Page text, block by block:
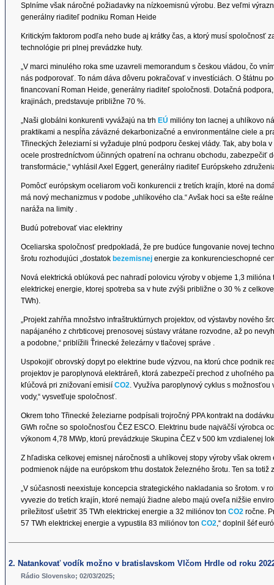
Splníme však náročné požiadavky na nízkoemisnú výrobu. Bez veľmi
generálny riaditeľ podniku Roman Heide
Kritickým faktorom podľa neho bude aj krátky čas, a ktorý musí spoločnosť
technológie pri plnej prevádzke huty.
„V marci minulého roka sme uzavreli memorandum s českou vládou, čo
nás podporovať. To nám dáva dôveru pokračovať v investíciách. O štátnu
financovaní Roman Heide, generálny riaditeľ spoločnosti. Dotačná
krajinách, predstavuje približne 70 %.
„Naši globálni konkurenti vyvážajú na trh EÚ milióny ton lacnej a uhlíkovo
praktikami a nespĺňa záväzné dekarbonizačné a environmentálne ciele a
Třineckých železiarní si vyžaduje plnú podporu českej vlády. Tak, aby bola
ocele prostredníctvom účinných opatrení na ochranu obchodu, zabezpečiť
transformácie,“ vyhlásil Axel Eggert, generálny riaditeľ Európskeho
Pomôcť európskym oceliarom voči konkurencii z tretích krajín, ktoré na
má nový mechanizmus v podobe „uhlíkového cla.“ Avšak hoci sa ešte
naráža na limity .
Budú potrebovať viac elektriny
Oceliarska spoločnosť predpokladá, že pre budúce fungovanie novej
šrotu rozhodujúci „dostatok bezemisnej energie za konkurencieschopné
Nová elektrická oblúková pec nahradí polovicu výroby v objeme 1,3
elektrickej energie, ktorej spotreba sa v hute zvýši približne o 30 % z
TWh).
„Projekt zahŕňa množstvo infraštruktúrnych projektov, od výstavby nového
napájaného z chrbticovej prenosovej sústavy vrátane rozvodne, až po
a podobne,“ priblížili Ťrinecké železárny v tlačovej správe .
Uspokojiť obrovský dopyt po elektrine bude výzvou, na ktorú chce podnik
projektov je paroplynová elektráreň, ktorá zabezpečí prechod z uhoľného
kľúčová pri znižovaní emisií CO2 . Využíva paroplynový cyklus s
vody,“ vysvetľuje spoločnosť.
Okrem toho Třinecké železiarne podpísali trojročný PPA kontrakt na
GWh ročne so spoločnosťou ČEZ ESCO. Elektrinu bude najväčší výrobca
výkonom 4,78 MWp, ktorú prevádzkuje Skupina ČEZ v 500 km vzdialenej
Z hľadiska celkovej emisnej náročnosti a uhlíkovej stopy výroby však
podmienok nájde na európskom trhu dostatok železného šrotu. Ten sa totiž
„V súčasnosti neexistuje koncepcia strategického nakladania so šrotom. v
vyvezie do tretích krajín, ktoré nemajú žiadne alebo majú oveľa nižšie
príležitosť ušetriť 35 TWh elektrickej energie a 32 miliónov ton CO2 ročne.
57 TWh elektrickej energie a vypustila 83 miliónov ton CO2 ,“ doplnil šéf
2. Natankovať vodík možno v bratislavskom Vlčom Hrdle od roku
Rádio Slovensko; 02/03/2025;